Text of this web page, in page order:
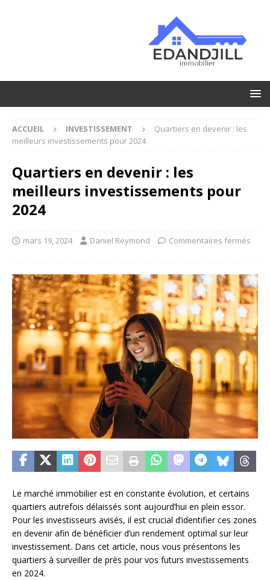
ACCUEIL INVESTISSEMENT
Quartiers en devenir : les
meilleurs investissements pour 2024
Quartiers en devenir : les
meilleurs investissements pour
2024
mars 19, 2024 Daniel Reymond Commentaires fermés
Le marché immobilier est en constante évolution, et certains
quartiers autrefois délaissés sont aujourd’hui en plein essor.
Pour les investisseurs avisés, il est crucial d’identifier ces zones
en devenir afin de bénéficier d’un rendement optimal sur leur
investissement. Dans cet article, nous vous présentons les
quartiers à surveiller de près pour vos futurs investissements
en 2024.